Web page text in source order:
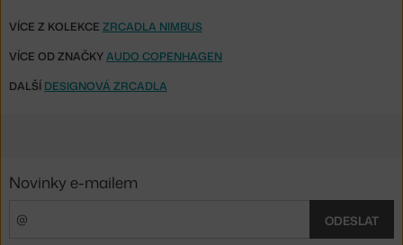
VÍCE Z KOLEKCE ZRCADLA NIMBUS
VÍCE OD ZNAČKYAUDO COPENHAGEN
DALŠÍ DESIGNOVÁ ZRCADLA
Novinky e-mailem
ODESLAT